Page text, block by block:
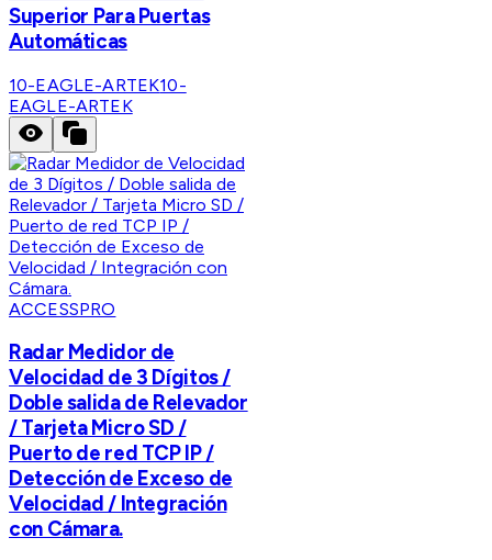
Superior Para Puertas
Automáticas
10-EAGLE-ARTEK10-
EAGLE-ARTEK
ACCESSPRO
Radar Medidor de
Velocidad de 3 Dígitos /
Doble salida de Relevador
/ Tarjeta Micro SD /
Puerto de red TCP IP /
Detección de Exceso de
Velocidad / Integración
con Cámara.